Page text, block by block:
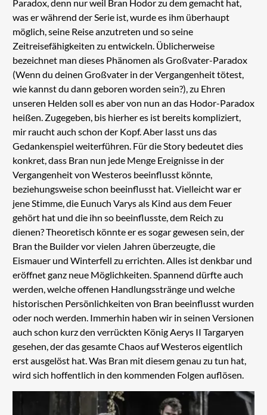
Paradox, denn nur weil Bran Hodor zu dem gemacht hat,
was er während der Serie ist, wurde es ihm überhaupt
möglich, seine Reise anzutreten und so seine
Zeitreisefähigkeiten zu entwickeln. Üblicherweise
bezeichnet man dieses Phänomen als Großvater-Paradox
(Wenn du deinen Großvater in der Vergangenheit tötest,
wie kannst du dann geboren worden sein?), zu Ehren
unseren Helden soll es aber von nun an das Hodor-Paradox
heißen. Zugegeben, bis hierher es ist bereits kompliziert,
mir raucht auch schon der Kopf. Aber lasst uns das
Gedankenspiel weiterführen. Für die Story bedeutet dies
konkret, dass Bran nun jede Menge Ereignisse in der
Vergangenheit von Westeros beeinflusst könnte,
beziehungsweise schon beeinflusst hat. Vielleicht war er
jene Stimme, die Eunuch Varys als Kind aus dem Feuer
gehört hat und die ihn so beeinflusste, dem Reich zu
dienen? Theoretisch könnte er es sogar gewesen sein, der
Bran the Builder vor vielen Jahren überzeugte, die
Eismauer und Winterfell zu errichten. Alles ist denkbar und
eröffnet ganz neue Möglichkeiten. Spannend dürfte auch
werden, welche offenen Handlungsstränge und welche
historischen Persönlichkeiten von Bran beeinflusst wurden
oder noch werden. Immerhin haben wir in seinen Versionen
auch schon kurz den verrückten König Aerys II Targaryen
gesehen, der das gesamte Chaos auf Westeros eigentlich
erst ausgelöst hat. Was Bran mit diesem genau zu tun hat,
wird sich hoffentlich in den kommenden Folgen auflösen.